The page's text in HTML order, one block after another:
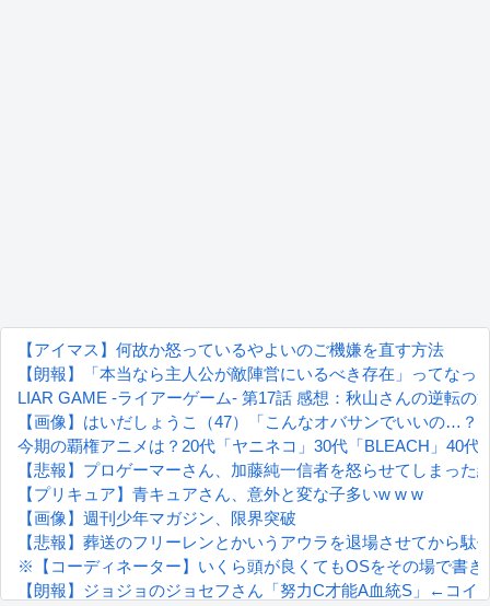
【アイマス】何故か怒っているやよいのご機嫌を直す方法
【朗報】「本当なら主人公が敵陣営にいるべき存在」ってなっ
LIAR GAME -ライアーゲーム- 第17話 感想：秋山さんの逆転の
【画像】はいだしょうこ（47）「こんなオバサンでいいの…？
今期の覇権アニメは？20代「ヤニネコ」30代「BLEACH」40
【悲報】プロゲーマーさん、加藤純一信者を怒らせてしまった
【プリキュア】青キュアさん、意外と変な子多いw w w
【画像】週刊少年マガジン、限界突破
【悲報】葬送のフリーレンとかいうアウラを退場させてから駄
※【コーディネーター】いくら頭が良くてもOSをその場で書き
【朗報】ジョジョのジョセフさん「努力C才能A血統S」←コイ